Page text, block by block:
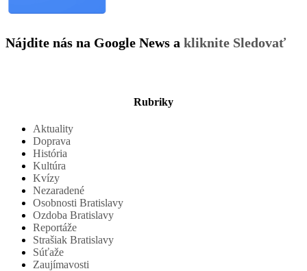
Nájdite nás na Google News a kliknite Sledovať
Rubriky
Aktuality
Doprava
História
Kultúra
Kvízy
Nezaradené
Osobnosti Bratislavy
Ozdoba Bratislavy
Reportáže
Strašiak Bratislavy
Súťaže
Zaujímavosti